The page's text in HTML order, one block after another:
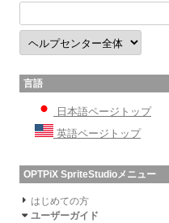
言語
日本語ページトップ
英語ページトップ
OPTPiX SpriteStudioメニュー
はじめての方
ユーザーガイド